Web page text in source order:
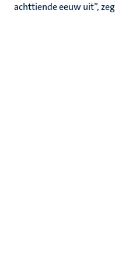
achttiende eeuw uit”,